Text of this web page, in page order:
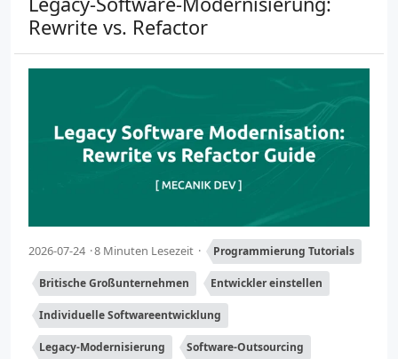
Rewrite vs. Refactor
2026-07-24 8 Minuten Lesezeit Programmierung Tutorials
Britische Großunternehmen Entwickler einstellen
Individuelle Softwareentwicklung
Legacy-Modernisierung Software-Outsourcing